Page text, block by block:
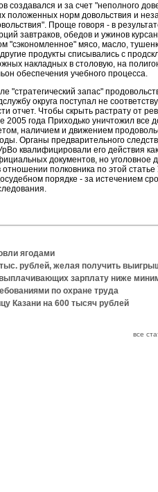
создавался и за счет "неполного
положенных норм довольствия и
Проще говоря - в
завтраков, обедов и ужинов
"сэкономленное" мясо, масло,
продукты списывались с
накладных в столовую, на
обеспечения учебного процесса.
"стратегический запас"
округа поступал не
отчет. Чтобы скрыть растрату от
2005 года Приходько уничтожил все
наличием и движением
Органы предварительного
квалифицировали его действия
документов, но уголовное
отношении полковника по этой
порядке - за истечением
ягодами
рублей, желая получить
выплачивающих зарплату ниже
по охране труда
Казани на 600 тысяч рублей
все